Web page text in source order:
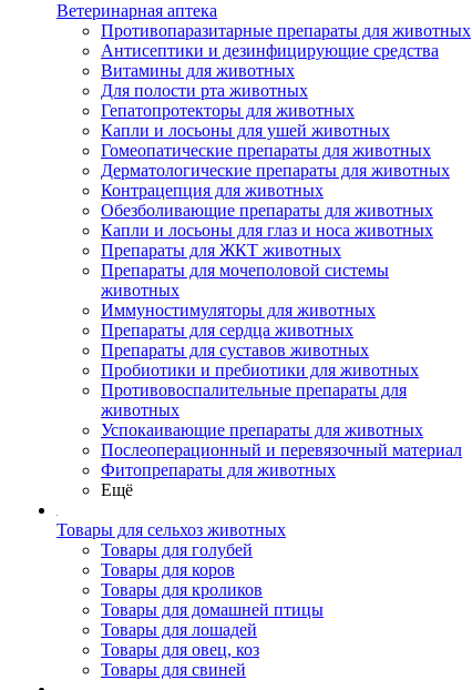
Ветеринарная аптека
Противопаразитарные препараты для животных
Антисептики и дезинфицирующие средства
Витамины для животных
Для полости рта животных
Гепатопротекторы для животных
Капли и лосьоны для ушей животных
Гомеопатические препараты для животных
Дерматологические препараты для животных
Контрацепция для животных
Обезболивающие препараты для животных
Капли и лосьоны для глаз и носа животных
Препараты для ЖКТ животных
Препараты для мочеполовой системы
животных
Иммуностимуляторы для животных
Препараты для сердца животных
Препараты для суставов животных
Пробиотики и пребиотики для животных
Противовоспалительные препараты для
животных
Успокаивающие препараты для животных
Послеоперационный и перевязочный материал
Фитопрепараты для животных
Ещё
Товары для сельхоз животных
Товары для голубей
Товары для коров
Товары для кроликов
Товары для домашней птицы
Товары для лошадей
Товары для овец, коз
Товары для свиней